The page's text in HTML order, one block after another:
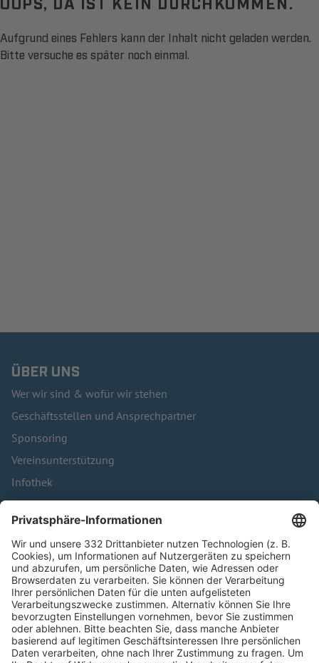
Aufgrund eines Fehlers kann der Inhalt nicht geladen werden.
Bitte versuche es später noch einmal.
ÜBER UNS
Wer wir sind & wofür wir stehen
Geschäftsstellen und Ansprechpartner
Sponsoring
Vereinsunterstützung
Infothek
Kontakt
HÄUFIG BESUCHTE SEITEN
Pässe und Vereinswechsel
Trainerausbildung
Schulungsangebot Vereinsmitarbeiter
BFV-Geschäftsstellen
Trainerbörse